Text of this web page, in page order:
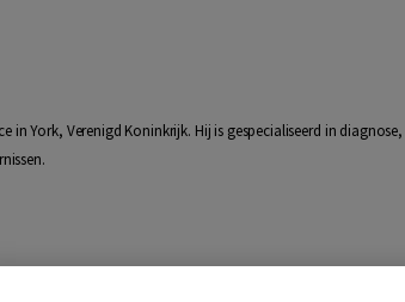
in York, Verenigd Koninkrijk. Hij is gespecialiseerd in